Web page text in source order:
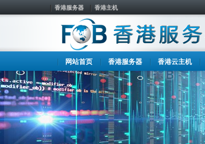
香港服务器 香港主机
网站首页 香港服务器 香港云主机